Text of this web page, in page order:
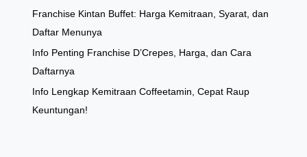
Franchise Kintan Buffet: Harga Kemitraan, Syarat, dan
Daftar Menunya
Info Penting Franchise D’Crepes, Harga, dan Cara
Daftarnya
Info Lengkap Kemitraan Coffeetamin, Cepat Raup
Keuntungan!